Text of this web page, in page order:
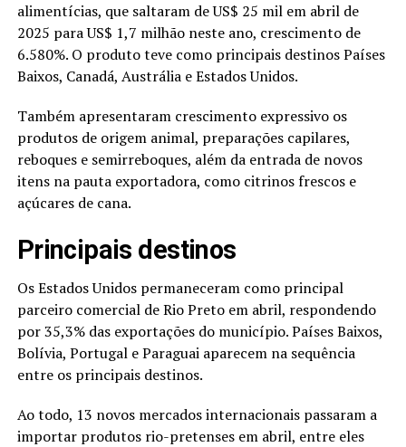
alimentícias, que saltaram de US$ 25 mil em abril de
2025 para US$ 1,7 milhão neste ano, crescimento de
6.580%. O produto teve como principais destinos Países
Baixos, Canadá, Austrália e Estados Unidos.
Também apresentaram crescimento expressivo os
produtos de origem animal, preparações capilares,
reboques e semirreboques, além da entrada de novos
itens na pauta exportadora, como citrinos frescos e
açúcares de cana.
Principais destinos
Os Estados Unidos permaneceram como principal
parceiro comercial de Rio Preto em abril, respondendo
por 35,3% das exportações do município. Países Baixos,
Bolívia, Portugal e Paraguai aparecem na sequência
entre os principais destinos.
Ao todo, 13 novos mercados internacionais passaram a
importar produtos rio-pretenses em abril, entre eles